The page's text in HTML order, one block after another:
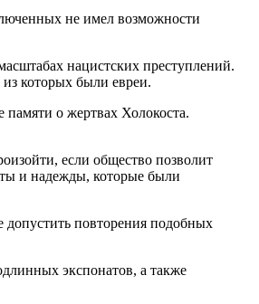
не имел возможности
нацистских преступлений.
которых были евреи.
о жертвах Холокоста.
если общество позволит
и надежды, которые были
повторения подобных
экспонатов, а также